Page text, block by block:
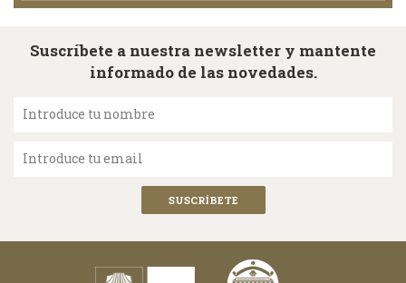
Suscríbete a nuestra newsletter y mantente
informado de las novedades.
Introduce tu nombre
Introduce tu email